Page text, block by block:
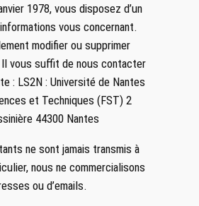
1978, vous disposez d’un
vous concernant.
modifier ou supprimer
vous suffit de nous contacter
: LS2N : Université de Nantes
et Techniques (FST) 2
44300 Nantes
ne sont jamais transmis à
nous ne commercialisons
ou d’emails.